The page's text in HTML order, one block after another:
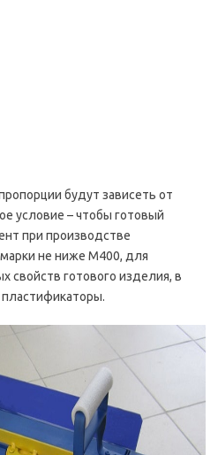
будут зависеть от
условие – чтобы готовый
при производстве
не ниже М400, для
свойств готового изделия, в